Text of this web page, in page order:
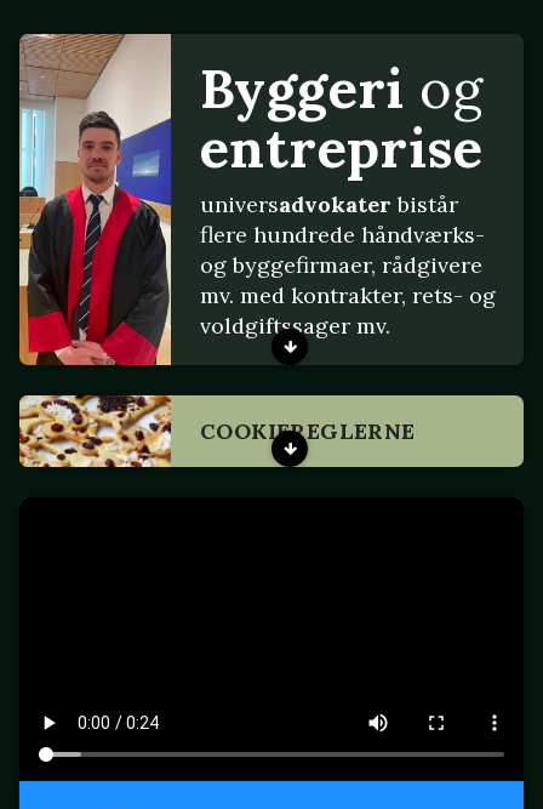
Byggeri og
entreprise
universadvokater bistår
flere hundrede håndværks-
og byggefirmaer, rådgivere
mv. med kontrakter, rets- og
voldgiftssager mv.
COOKIEREGLERNE